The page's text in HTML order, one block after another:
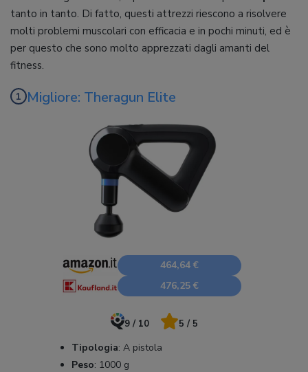
tanto in tanto. Di fatto, questi attrezzi riescono a risolvere
molti problemi muscolari con efficacia e in pochi minuti, ed è
per questo che sono molto apprezzati dagli amanti del
fitness.
Migliore: Theragun Elite
464,64 €
476,25 €
9 / 10 5 / 5
Tipologia: A pistola
Peso: 1000 g